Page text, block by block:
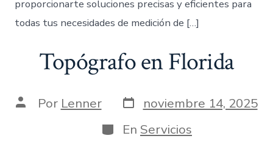
proporcionarte soluciones precisas y eficientes para
todas tus necesidades de medición de […]
Topógrafo en Florida
AutorPor Lenner Fecha
de
publicación
noviembre 14, 2025
Categorías
En Servicios